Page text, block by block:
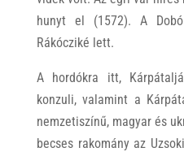
hunyt el (1572). A
Rákócziké lett.
A hordókra itt,
konzuli, valamint a
nemzetiszínű, magyar és
becses rakomány az